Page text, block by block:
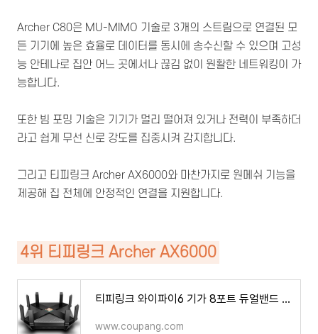
Archer C80은 MU-MIMO 기술로 3개의 스트림으로 연결된 모
든 기기에 높은 효율로 데이터를 동시에 송수신할 수 있으며 고성
능 안테나로 집안 어느 곳에서나 끊김 없이 원활한 네트워킹이 가
능합니다.
또한 빔 포밍 기술은 기기가 멀리 떨어져 있거나 전력이 부족하더
라고 쉽게 무선 신로 강도를 집중시켜 감지합니다.
그리고 티피링크 Archer AX6000와 마찬가지로 원메쉬 기능을
제공해 집 전체에 안정적인 연결을 지원합니다.
4위 티피링크 Archer AX6000
티피링크 와이파이6 기가 8포트 듀얼밴드 게이밍 유무선공유기
www.coupang.com